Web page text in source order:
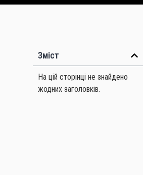
Зміст
На цій сторінці не знайдено
жодних заголовків.